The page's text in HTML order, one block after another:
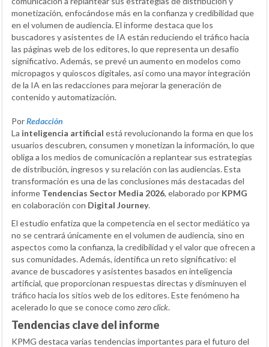
monetización, enfocándose más en la confianza y credibilidad que
en el volumen de audiencia. El informe destaca que los
buscadores y asistentes de IA están reduciendo el tráfico hacia
las páginas web de los editores, lo que representa un desafío
significativo. Además, se prevé un aumento en modelos como
micropagos y quioscos digitales, así como una mayor integración
de la IA en las redacciones para mejorar la generación de
contenido y automatización.
PorRedacción
La inteligencia artificial está revolucionando la forma en que los
usuarios descubren, consumen y monetizan la información, lo que
obliga a los medios de comunicación a replantear sus estrategias
de distribución, ingresos y su relación con las audiencias. Esta
transformación es una de las conclusiones más destacadas del
informe Tendencias Sector Media 2026, elaborado por KPMG
en colaboración con Digital Journey.
El estudio enfatiza que la competencia en el sector mediático ya
no se centrará únicamente en el volumen de audiencia, sino en
aspectos como la confianza, la credibilidad y el valor que ofrecen a
sus comunidades. Además, identifica un reto significativo: el
avance de buscadores y asistentes basados en inteligencia
artificial, que proporcionan respuestas directas y disminuyen el
tráfico hacia los sitios web de los editores. Este fenómeno ha
acelerado lo que se conoce como zero click.
Tendencias clave del informe
KPMG destaca varias tendencias importantes para el futuro del